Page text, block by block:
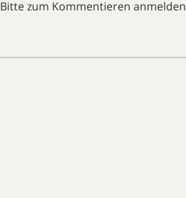
Bitte zum Kommentieren anmelden